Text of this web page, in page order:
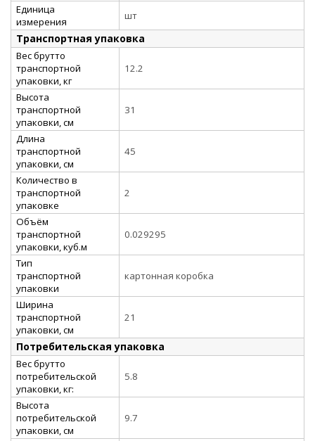
Единица
измерения
шт
Транспортная упаковка
Вес брутто
транспортной
упаковки, кг
12.2
Высота
транспортной
упаковки, см
31
Длина
транспортной
упаковки, см
45
Количество в
транспортной
упаковке
2
Объём
транспортной
упаковки, куб.м
0.029295
Тип
транспортной
упаковки
картонная коробка
Ширина
транспортной
упаковки, см
21
Потребительская упаковка
Вес брутто
потребительской
упаковки, кг:
5.8
Высота
потребительской
упаковки, см
9.7